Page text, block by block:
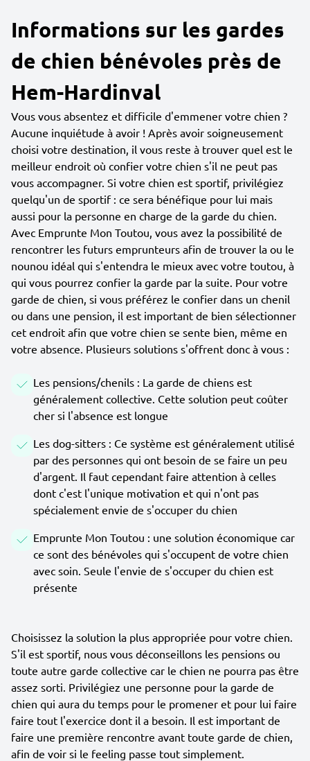
Informations sur les gardes
de chien bénévoles près de
Hem-Hardinval
Vous vous absentez et difficile d'emmener votre chien ?
Aucune inquiétude à avoir ! Après avoir soigneusement
choisi votre destination, il vous reste à trouver quel est le
meilleur endroit où confier votre chien s'il ne peut pas
vous accompagner. Si votre chien est sportif, privilégiez
quelqu'un de sportif : ce sera bénéfique pour lui mais
aussi pour la personne en charge de la garde du chien.
Avec Emprunte Mon Toutou, vous avez la possibilité de
rencontrer les futurs emprunteurs afin de trouver la ou le
nounou idéal qui s'entendra le mieux avec votre toutou, à
qui vous pourrez confier la garde par la suite. Pour votre
garde de chien, si vous préférez le confier dans un chenil
ou dans une pension, il est important de bien sélectionner
cet endroit afin que votre chien se sente bien, même en
votre absence. Plusieurs solutions s'offrent donc à vous :
Les pensions/chenils : La garde de chiens est
généralement collective. Cette solution peut coûter
cher si l'absence est longue
Les dog-sitters : Ce système est généralement utilisé
par des personnes qui ont besoin de se faire un peu
d'argent. Il faut cependant faire attention à celles
dont c'est l'unique motivation et qui n'ont pas
spécialement envie de s'occuper du chien
Emprunte Mon Toutou : une solution économique car
ce sont des bénévoles qui s'occupent de votre chien
avec soin. Seule l'envie de s'occuper du chien est
présente
Choisissez la solution la plus appropriée pour votre chien.
S'il est sportif, nous vous déconseillons les pensions ou
toute autre garde collective car le chien ne pourra pas être
assez sorti. Privilégiez une personne pour la garde de
chien qui aura du temps pour le promener et pour lui faire
faire tout l'exercice dont il a besoin. Il est important de
faire une première rencontre avant toute garde de chien,
afin de voir si le feeling passe tout simplement.